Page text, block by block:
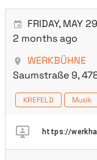
FRIDAY, MAY
2 months ago
WERKBÜHNE
Saumstraße 9,
KREFELD Musik
https://